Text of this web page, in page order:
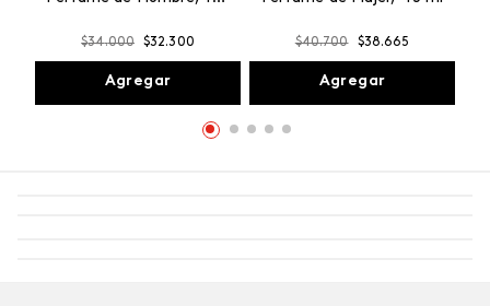
$34.000 $32.300
Agregar
$40.700 $38.665
Agregar